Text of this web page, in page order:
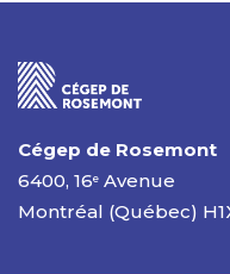
Cégep de Rosemont
6400, 16e Avenue
Montréal (Québec)